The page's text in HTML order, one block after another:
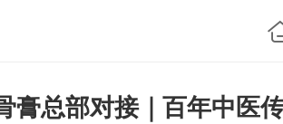
膏总部对接｜百年中医